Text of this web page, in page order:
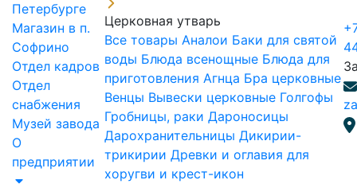
Петербурге
Магазин в п.
Софрино
Отдел кадров
Отдел
снабжения
Музей завода
О
предприятии
Церковная утварь
Все товары Аналои Баки для святой
воды Блюда всенощные Блюда для
приготовления Агнца Бра церковные
Венцы Вывески церковные Голгофы
Гробницы, раки Дароносицы
Дарохранительницы Дикирии-
трикирии Древки и оглавия для
хоругви и крест-икон